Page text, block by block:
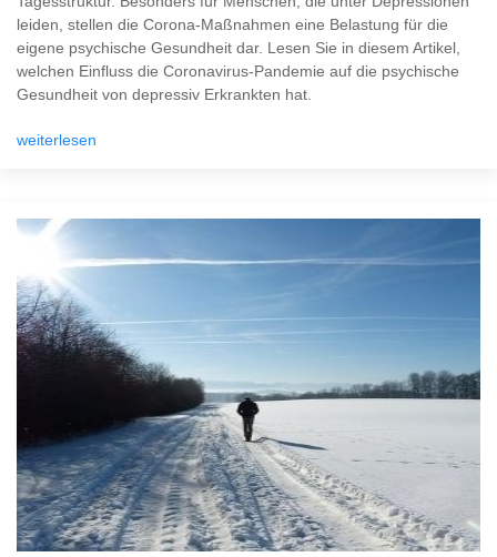
leiden, stellen die Corona-Maßnahmen eine Belastung für die
eigene psychische Gesundheit dar. Lesen Sie in diesem Artikel,
welchen Einfluss die Coronavirus-Pandemie auf die psychische
Gesundheit von depressiv Erkrankten hat.
weiterlesen